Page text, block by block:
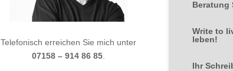
Beratung
Write to
leben!
Ihr
Telefonisch erreichen Sie mich unter
07158 – 914 86 85.